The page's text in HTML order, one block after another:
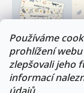
Používáme
prohlížení
zlepšovali jeho
informacíMilí přátelé,
V termínu